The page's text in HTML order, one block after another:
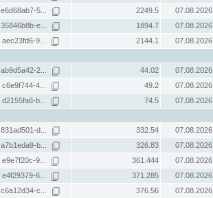
e6d68ab7-5... 2249.5
35846b8b-e... 1894.7
aec23fd6-9... 2144.1
ab9d5a42-2... 44.02
c6e9f744-4... 49.2
d2155fa6-b... 74.5
831ad501-d... 332.54
a7b1eda9-b... 326.83
e9e7f20c-9... 361.444
e4f29379-6... 371.285
c6a12d34-c... 376.56